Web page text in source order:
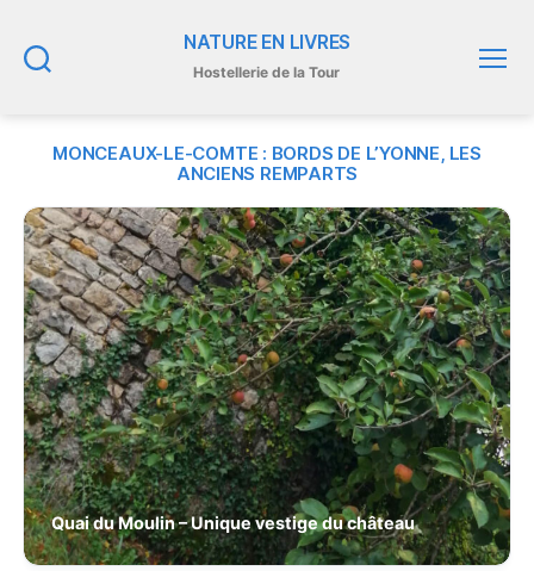
NATURE EN LIVRES
Hostellerie de la Tour
MONCEAUX-LE-COMTE : BORDS DE L’YONNE, LES
ANCIENS REMPARTS
Quai du Moulin – Unique vestige du château